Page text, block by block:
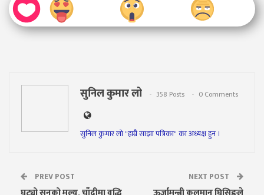
सुनिल कुमार लो 358 Posts 0 Comments
सुनिल कुमार लो "हाम्रै साझा पत्रिका" का अध्यक्ष हुन ।
PREV POST NEXT POST